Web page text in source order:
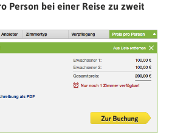
Person bei einer Reise zu zweit